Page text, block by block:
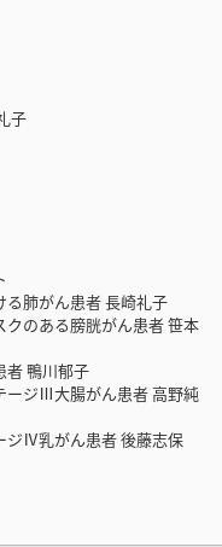
子
肺がん患者 長崎礼子
のある膀胱がん患者 笹本
鴨川郁子
ジⅢ大腸がん患者 高野純
Ⅳ乳がん患者 後藤志保